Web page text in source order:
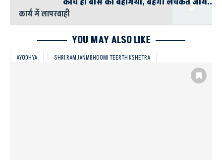
कार्य में लापरवाही
AYODHYA SHRI RAM JANMBHOOMI TEERTH KSHETRA
YOU MAY ALSO LIKE